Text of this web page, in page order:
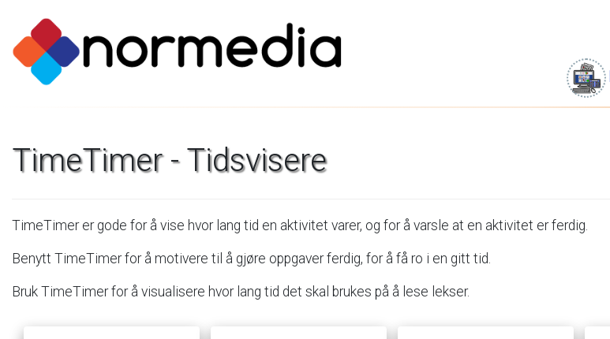
TimeTimer - Tidsvisere
TimeTimer er gode for å vise hvor lang tid en aktivitet varer, og for å varsle at en aktivitet er ferdig.
Benytt TimeTimer for å motivere til å gjøre oppgaver ferdig, for å få ro i en gitt tid.
Bruk TimeTimer for å visualisere hvor lang tid det skal brukes på å lese lekser.